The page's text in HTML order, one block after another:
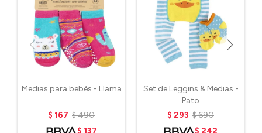
Medias para bebés - Llama
$ 167 $490
$ 137
Set de Leggins & Medias -
Pato
$ 293 $690
$ 242